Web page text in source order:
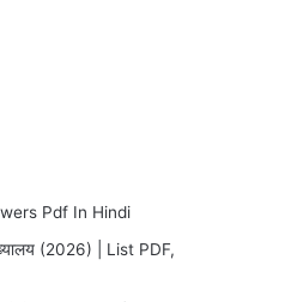
Pdf In Hindi
(2026) | List PDF,